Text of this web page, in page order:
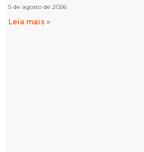
5 de agosto de 2026
Leia mais »